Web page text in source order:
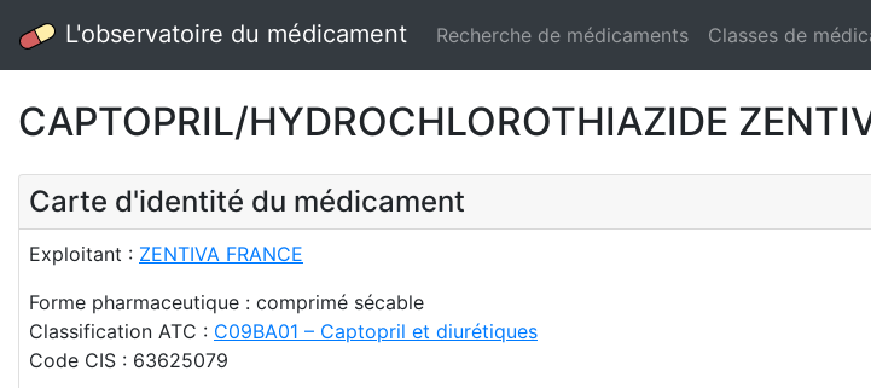
L'observatoire du médicament Recherche de médicaments Classes de
CAPTOPRIL/HYDROCHLOROTHIAZIDE
Carte d'identité du médicament
Exploitant : ZENTIVA FRANCE
Forme pharmaceutique : comprimé sécable
Classification ATC : C09BA01 – Captopril et diurétiques
Code CIS : 63625079